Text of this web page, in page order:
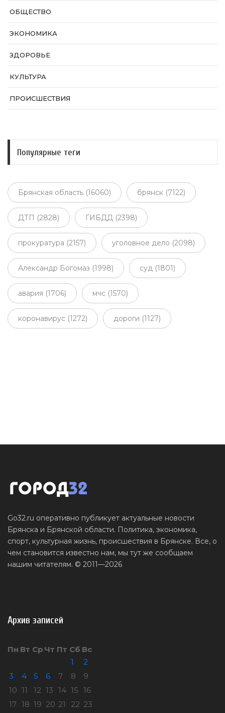
ОБЩЕСТВО
ЭКОНОМИКА
ЗДОРОВЬЕ
КУЛЬТУРА
ПРОИСШЕСТВИЯ
Популярные теги
Брянская область (16060) брянск (7122)
ДТП (2828) ГИБДД (2398)
прокуратура (2157) уголовное дело (2098)
Александр Богомаз (1998) суд (1801)
авария (1706) мчс (1570)
коронавирус (1272) дороги (1127)
Go32.ru оперативно публикует актуальные новости
Брянска и Брянской области. Политика, экономика,
спорт, культурная жизнь, происшествия в Брянске. Все, о
чем становится известно нам, мы тут же сообщаем
нашим читателям. © 2011—2026
Архив записей
Пн Вт Ср Чт Пт Сб Вс
1
2
3
4 5 6 7 8
9
10 11 12 13 14 15 16
17 18 19 20 21 22 23